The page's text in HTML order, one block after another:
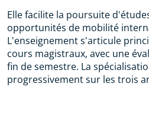
Elle facilite la poursuite
opportunités de mobilité
L'enseignement s'articule
cours magistraux, avec une
fin de semestre. La
progressivement sur les trois